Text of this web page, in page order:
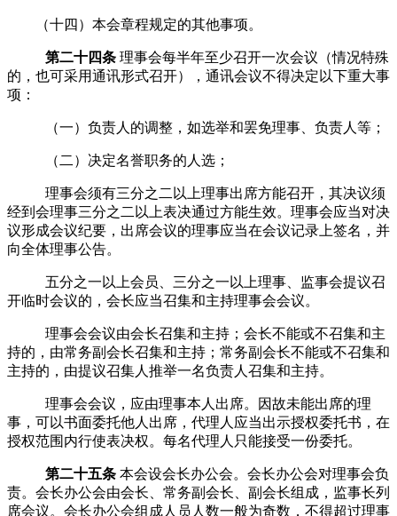
（十四）本会章程规定的其他事项。
第二十四条 理事会每半年至少召开一次会议 （情况特殊
的，也可采用通讯形式召开）
，通讯会议不得决定以下重大事
项：
（一）负责人的调整，如选举和罢免理事、负责人等；
（二）决定名誉职务的人选；
理事会须有三分之二以上理事出席方能召开，其决议须
经到会理事三分之二以上表决通过方能生效。理事会应当对决
议形成会议纪要，出席会议的理事应当在会议记录上签名，并
向全体理事公告。
五分之一以上会员 、三分之一以上理事、 监事会提议召
开临时会议的，会长应当召集和主持理事会会议。
理事会会议由会长召集和主持；会长不能或不召集和主
持的，由常务副会长召集和主持； 常务副会长不能或不召集和
主持的，由提议召集人推举一名负责人召集和主持。
理事会会议，应由理事本人出席。因故未能出席的理
事，可以书面委托他人出席，代理人应当出示授权委托书，在
授权范围内行使表决权。 每名代理人只能接受一份委托。
第二十五条 本会设会长办公会。会长办公会对理事会负
责。会长办公会由会长、常务副会长、副会长组成，监事长列
席会议。会长办公会组成人员人数一般为奇数，不得超过理事